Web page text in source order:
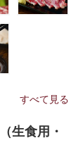
すべて見る
生食用・